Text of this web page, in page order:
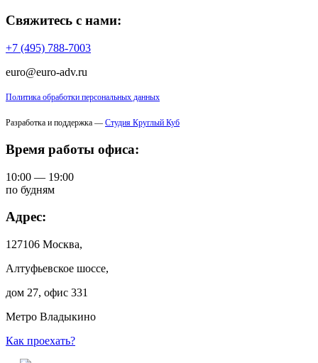
Свяжитесь с нами:
+7 (495) 788-7003
euro@euro-adv.ru
Политика обработки персональных данных
Разработка и поддержка — Студия Круглый Куб
Время работы офиса:
10:00 — 19:00
по будням
Адрес:
127106 Москва,
Алтуфьевское шоссе,
дом 27, офис 331
Метро Владыкино
Как проехать?